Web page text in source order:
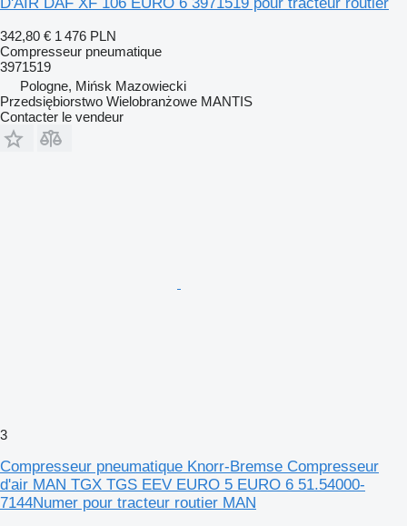
342,80 € 1 476 PLN
Compresseur pneumatique
3971519
Pologne, Mińsk Mazowiecki
Przedsiębiorstwo Wielobranżowe MANTIS
Contacter le vendeur
3
Compresseur pneumatique Knorr-Bremse Compresseur
d'air MAN TGX TGS EEV EURO 5 EURO 6 51.54000-
7144Numer pour tracteur routier MAN